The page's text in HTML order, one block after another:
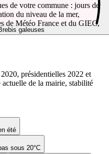
galeuses
été
sous 20°C
de votre commune : jours de
du niveau de la mer,
de Météo France et du GIEC,
présidentielles 2022 et
de la mairie, stabilité